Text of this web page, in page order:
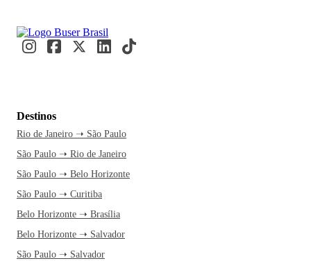
Destinos
Rio de Janeiro ➝ São Paulo
São Paulo ➝ Rio de Janeiro
São Paulo ➝ Belo Horizonte
São Paulo ➝ Curitiba
Belo Horizonte ➝ Brasília
Belo Horizonte ➝ Salvador
São Paulo ➝ Salvador